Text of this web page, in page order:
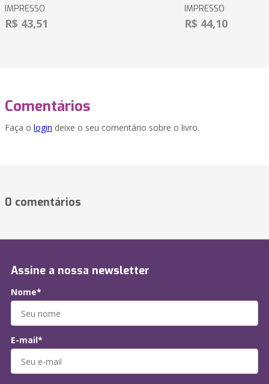
IMPRESSO
R$ 43,51
IMPRESSO
R$ 44,10
Comentários
Faça o login deixe o seu comentário sobre o livro.
0 comentários
Assine a nossa newsletter
Nome*
E-mail*